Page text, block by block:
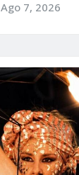
Ago 7, 2026